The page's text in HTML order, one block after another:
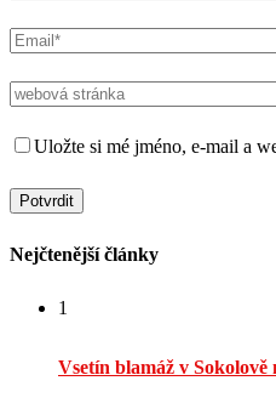
Uložte si mé jméno, e-mail a
Nejčtenější články
1
Vsetín blamáž v